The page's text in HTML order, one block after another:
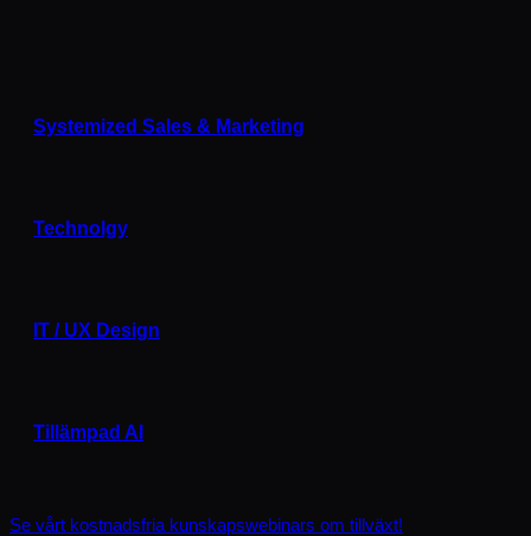
Systemized Sales & Marketing
Technolgy
IT / UX Design
Tillämpad AI
Se vårt kostnadsfria kunskapswebinars om tillväxt!